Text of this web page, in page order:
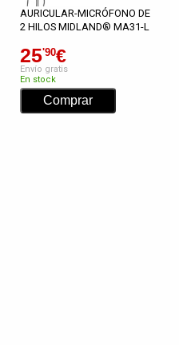
AURICULAR-MICRÓFONO DE
2 HILOS MIDLAND® MA31-L
25'90€
Envío gratis
En stock